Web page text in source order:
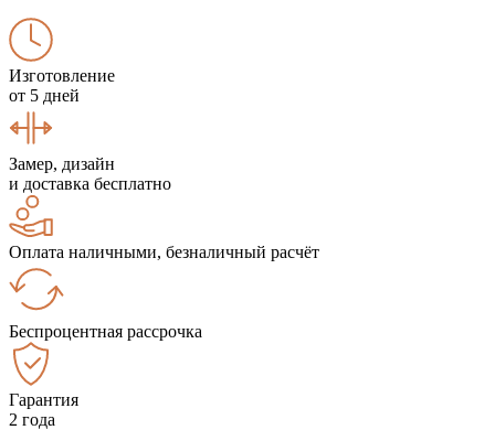
Изготовление
от 5 дней
Замер, дизайн
и доставка бесплатно
Оплата наличными, безналичный расчёт
Беспроцентная рассрочка
Гарантия
2 года